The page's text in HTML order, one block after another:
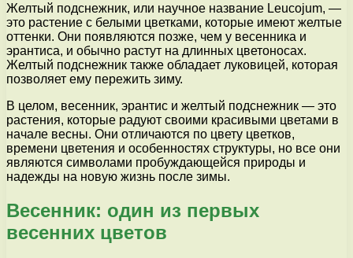
Желтый подснежник, или научное название Leucojum, —
это растение с белыми цветками, которые имеют желтые
оттенки. Они появляются позже, чем у весенника и
эрантиса, и обычно растут на длинных цветоносах.
Желтый подснежник также обладает луковицей, которая
позволяет ему пережить зиму.
В целом, весенник, эрантис и желтый подснежник — это
растения, которые радуют своими красивыми цветами в
начале весны. Они отличаются по цвету цветков,
времени цветения и особенностях структуры, но все они
являются символами пробуждающейся природы и
надежды на новую жизнь после зимы.
Весенник: один из первых
весенних цветов